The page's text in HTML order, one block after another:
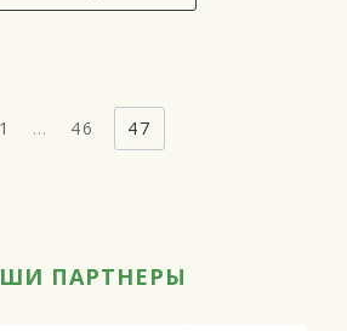
1 … 46 47
ПАРТНЕРЫ